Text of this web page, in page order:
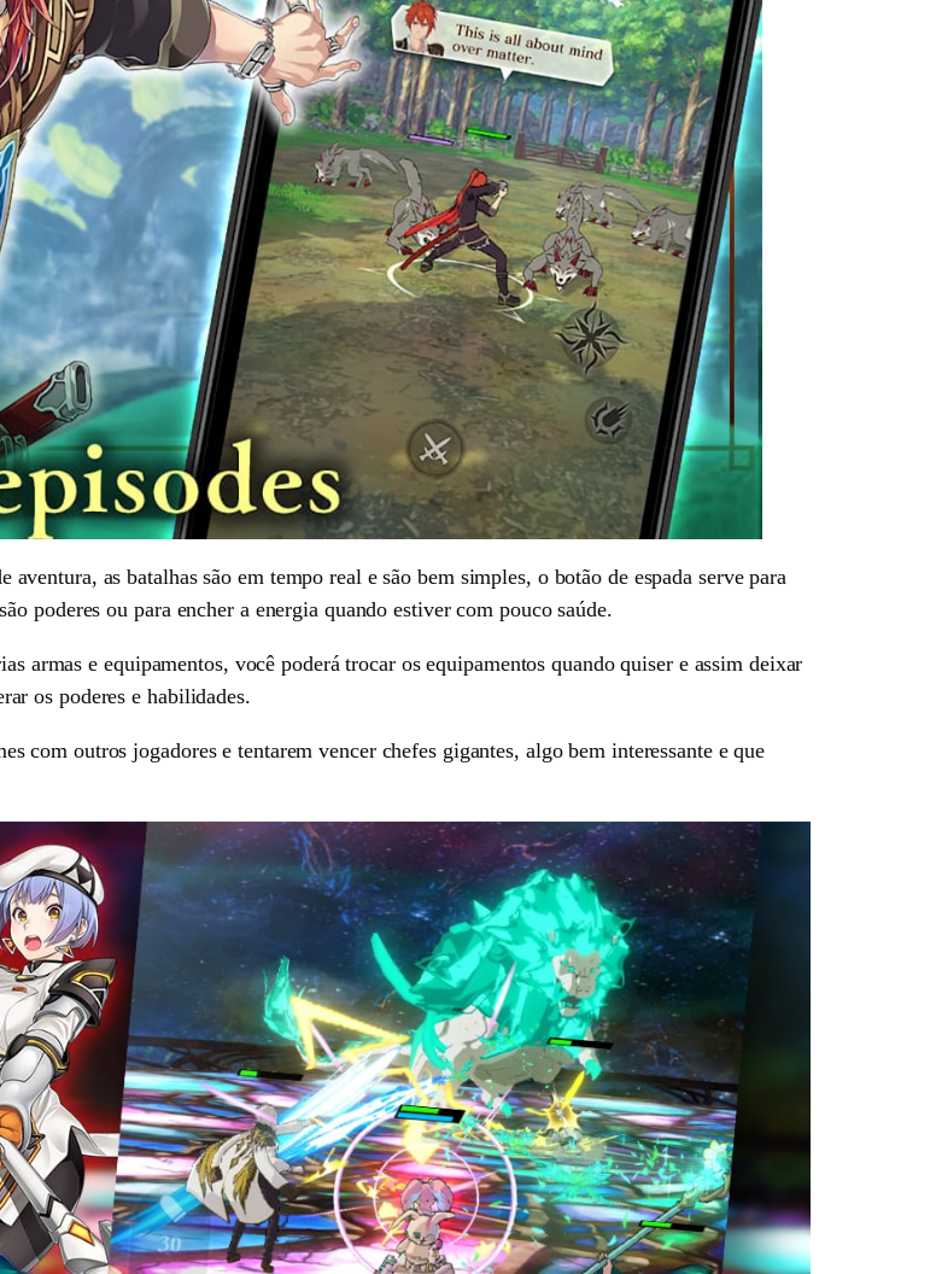
as batalhas são em tempo real e são bem simples, o botão de espada serve para
poderes ou para encher a energia quando estiver com pouco saúde.
armas e equipamentos, você poderá trocar os equipamentos quando quiser e assim deixar
os poderes e habilidades.
com outros jogadores e tentarem vencer chefes gigantes, algo bem interessante e que